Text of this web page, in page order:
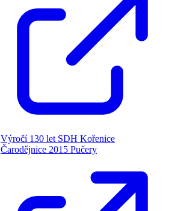
Výročí 130 let SDH Kořenice
Čarodějnice 2015 Pučery